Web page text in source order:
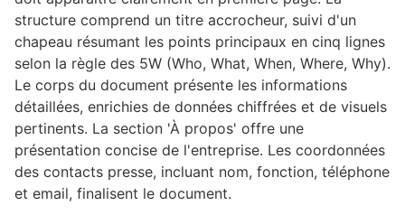
structure comprend un titre accrocheur, suivi d'un
chapeau résumant les points principaux en cinq lignes
selon la règle des 5W (Who, What, When, Where, Why).
Le corps du document présente les informations
détaillées, enrichies de données chiffrées et de visuels
pertinents. La section 'À propos' offre une
présentation concise de l'entreprise. Les coordonnées
des contacts presse, incluant nom, fonction, téléphone
et email, finalisent le document.